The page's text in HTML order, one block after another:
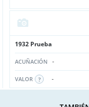
1932 Prueba
ACUÑACIÓN -
VALOR -